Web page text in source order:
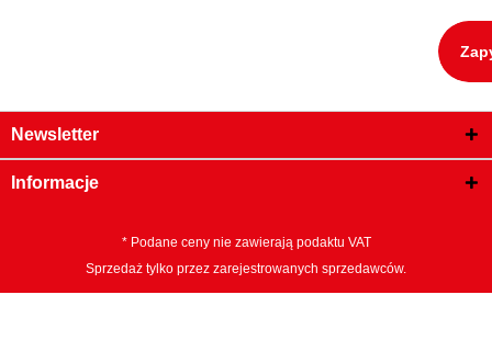
Newsletter
Informacje
* Podane ceny nie zawierają podaktu VAT
Sprzedaż tylko przez zarejestrowanych sprzedawców.